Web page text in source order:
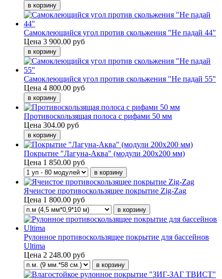
Самоклеющийся угол против скольжения "Не падай 44"
Цена 3 900.00 руб
Самоклеющийся угол против скольжения "Не падай 55"
Цена 4 800.00 руб
Противоскользящая полоса с рифами 50 мм
Цена 304.00 руб
Покрытие "Лагуна-Аква" (модули 200х200 мм)
Цена 1 850.00 руб
Ячеистое противоскользящее покрытие Zig-Zag
Цена 1 800.00 руб
Рулонное противоскользящее покрытие для бассейнов
Ultima
Цена 2 248.00 руб